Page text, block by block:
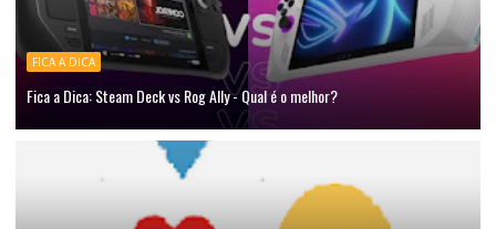
FICA A DICA
Fica a Dica: Steam Deck vs Rog Ally - Qual é o melhor?